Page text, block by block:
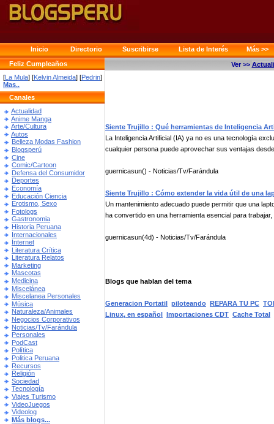
Inicio Directorio Suscribirse Lista de Interés
Más >>
Feliz Cumpleaños
[La Mula] [Kelvin Almeida] [Pedrin]
Mas..
Canales
Actualidad
Anime Manga
Arte/Cultura
Autos
Belleza Modas Fashion
Blogsperú
Cine
Comic/Cartoon
Defensa del Consumidor
Deportes
Economía
Educación Ciencia
Erotismo, Sexo
Fotologs
Gastronomia
Historia Peruana
Internacionales
Internet
Literatura Crítica
Literatura Relatos
Marketing
Mascotas
Medicina
Miscelánea
Miscelanea Personales
Música
Naturaleza/Animales
Negocios Corporativos
Noticias/Tv/Farándula
Personales
PodCast
Política
Politica Peruana
Recursos
Religión
Sociedad
Tecnología
Viajes Turismo
VideoJuegos
Videolog
Más blogs...
Ver >>
Siente Trujillo : Qué herramientas de Inteligencia
La Inteligencia Artificial (IA) ya no es una tecnología
cualquier persona puede aprovechar sus ventajas
guernicasun() - Noticias/Tv/Farándula
Siente Trujillo : Cómo extender la vida útil de una
Un mantenimiento adecuado puede permitir que una
ha convertido en una herramienta esencial para trabajar,
guernicasun(4d) - Noticias/Tv/Farándula
Blogs que hablan del tema
Generacion Portatil piloteando REPARA TU PC
Linux, en español Importaciones CDT Cache Total